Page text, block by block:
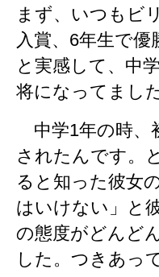
まず、いつもビ
入賞、6年生で
と実感して、中
将になってまし
中学1年の時、
されたんです。
ると知った彼女
はいけない」と
の態度がどんど
した。つきあっ